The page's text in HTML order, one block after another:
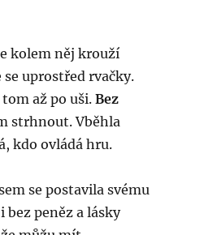
kolem něj krouží
se uprostřed rvačky.
až po uši.Bez
strhnout. Vběhla
kdo ovládá hru.
se postavila svému
bez peněz a lásky